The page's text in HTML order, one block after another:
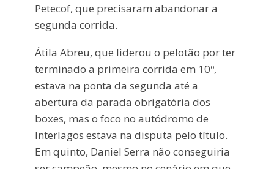
Petecof, que precisaram abandonar a
segunda corrida.
Átila Abreu, que liderou o pelotão por ter
terminado a primeira corrida em 10º,
estava na ponta da segunda até a
abertura da parada obrigatória dos
boxes, mas o foco no autódromo de
Interlagos estava na disputa pelo título.
Em quinto, Daniel Serra não conseguiria